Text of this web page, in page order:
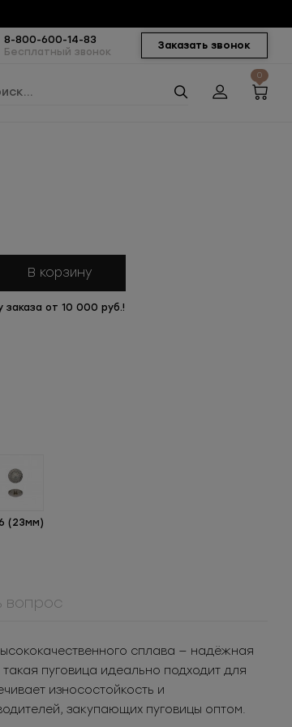
Заказать звонок
8-800-600-14-83
Бесплатный звонок
0
3.05
за шт.
1 525
за уп.
В корзину
от 10 000 руб.!
(23мм)
вопрос
сплава — надёжная
пуговица идеально подходит для
износостойкость и
закупающих пуговицы оптом.